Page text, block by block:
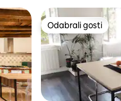
Odabrali gosti
Odabrali gosti